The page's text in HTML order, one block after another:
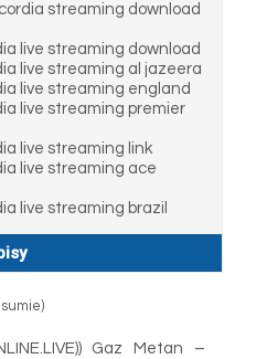
streaming download
live streaming download
live streaming al jazeera
live streaming england
live streaming premier
live streaming link
live streaming ace
live streaming brazil
Gaz Metan –